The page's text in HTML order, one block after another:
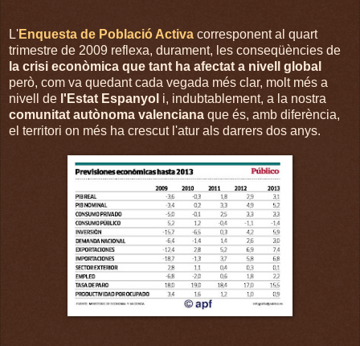
L'Enquesta de Població Activa corresponent al quart
trimestre de 2009 reflexa, durament, les conseqüències de
la crisi econòmica que tant ha afectat a nivell global
però, com va quedant cada vegada més clar, molt més a
nivell de l'Estat Espanyol i, indubtablement, a la nostra
comunitat autònoma valenciana que és, amb diferència,
el territori on més ha crescut l'atur als darrers dos anys.